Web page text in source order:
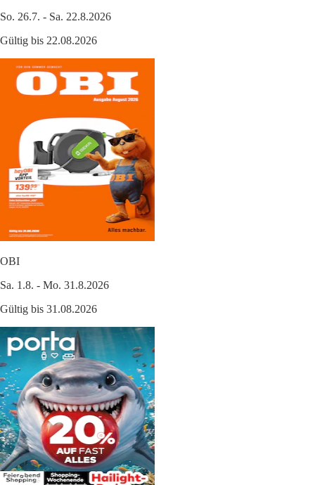
So. 26.7. - Sa. 22.8.2026
Gültig bis 22.08.2026
OBI
Sa. 1.8. - Mo. 31.8.2026
Gültig bis 31.08.2026